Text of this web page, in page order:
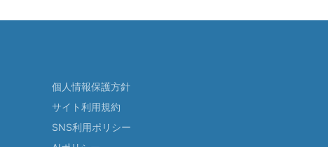
個人情報保護方針
サイト利用規約
SNS利用ポリシー